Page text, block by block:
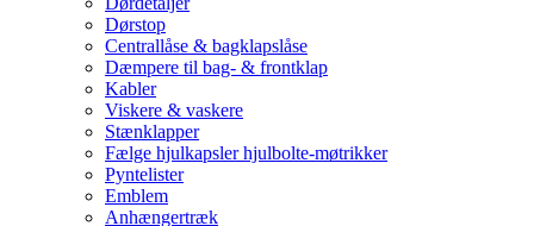
Dørstop
Centrallåse & bagklapslåse
Dæmpere til bag- & frontklap
Kabler
Viskere & vaskere
Stænklapper
Fælge hjulkapsler hjulbolte-møtrikker
Pyntelister
Emblem
Anhængertræk